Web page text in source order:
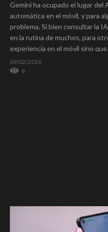
Gemini ha ocupado el lugar
automática en el móvil, y para
problema. Si bien consultar la
en la rutina de muchos, para
experiencia en el móvil sino
09/02/2026
9